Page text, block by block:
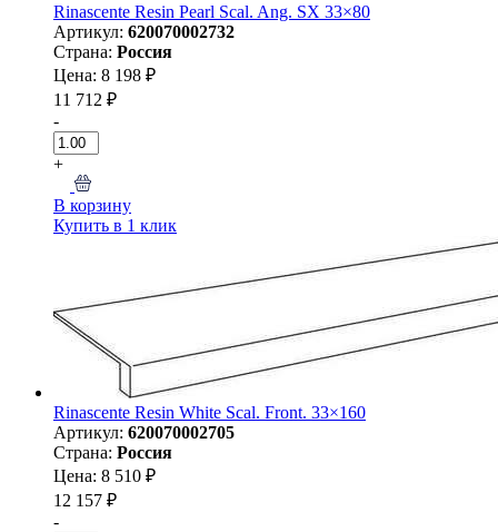
Rinascente Resin Pearl Scal. Ang. SX 33×80
Артикул: 620070002732
Страна: Россия
Цена: 8 198 ₽
11 712 ₽
-
+
В корзину
Купить в 1 клик
Rinascente Resin White Scal. Front. 33×160
Артикул: 620070002705
Страна: Россия
Цена: 8 510 ₽
12 157 ₽
-